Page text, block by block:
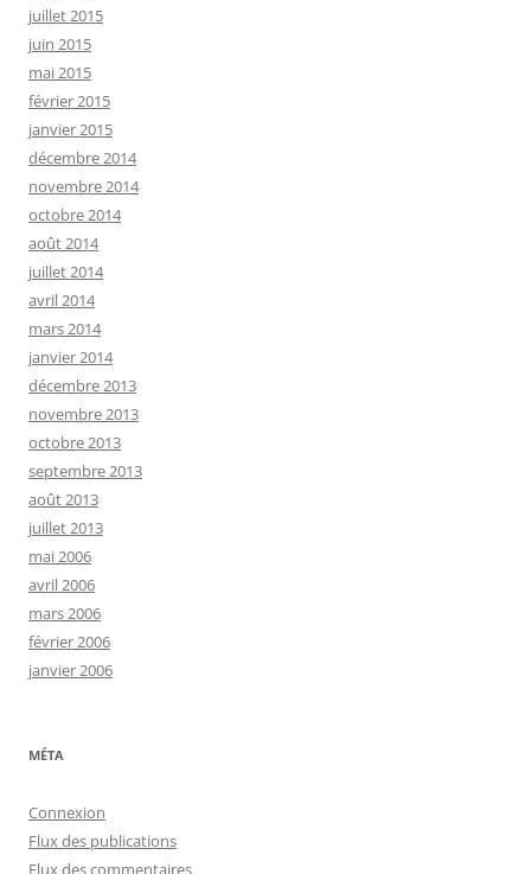
juillet 2015
juin 2015
mai 2015
février 2015
janvier 2015
décembre 2014
novembre 2014
octobre 2014
août 2014
juillet 2014
avril 2014
mars 2014
janvier 2014
décembre 2013
novembre 2013
octobre 2013
septembre 2013
août 2013
juillet 2013
mai 2006
avril 2006
mars 2006
février 2006
janvier 2006
MÉTA
Connexion
Flux des publications
Flux des commentaires